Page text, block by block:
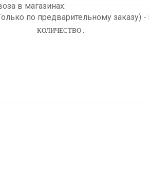
в магазинах:
по предварительному заказу) -
КОЛИЧЕСТВО :